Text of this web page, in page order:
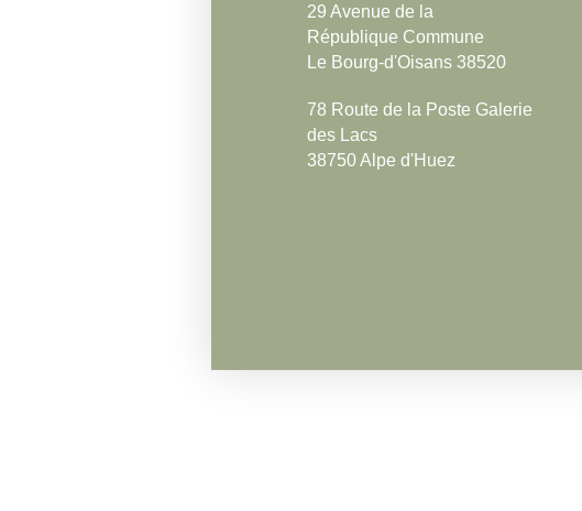
29 Avenue de la
République Commune
Le Bourg-d'Oisans 38520
78 Route de la Poste Galerie
des Lacs
38750 Alpe d'Huez